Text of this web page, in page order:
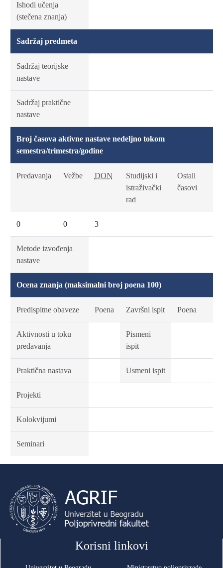
Ishodi učenja
(stečena znanja)
Sadržaj predmeta
Sadržaj teorijske
nastave
Sadržaj praktične
nastave
Broj časova aktivne nastave nedeljno tokom
semestra/trimestra/godine
Predavanja Vežbe DON
Studijski i
istraživački
rad
Ostali
časovi
0 0 3
Metode izvođenja
nastave
Ocena znanja (maksimalni broj poena 100)
Predispitne obaveze Poena Završni ispit Poena
Aktivnosti u toku
predavanja
Pismeni
ispit
Praktična nastava Usmeni ispit
Projekti
Kolokvijumi
Seminari
Korisni linkovi